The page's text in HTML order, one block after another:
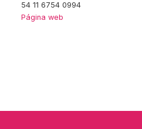
54 11 6754 0994
Página web